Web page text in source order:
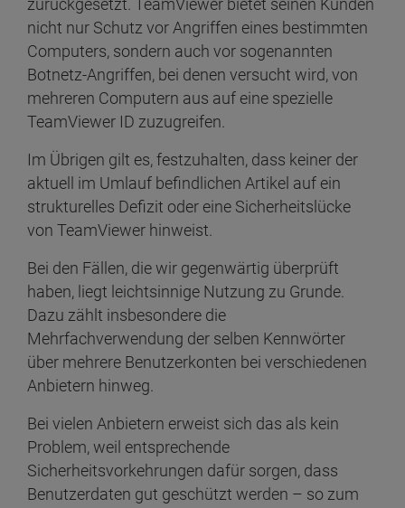
zurückgesetzt. TeamViewer bietet seinen Kunden
nicht nur Schutz vor Angriffen eines bestimmten
Computers, sondern auch vor sogenannten
Botnetz-Angriffen, bei denen versucht wird, von
mehreren Computern aus auf eine spezielle
TeamViewer ID zuzugreifen.
Im Übrigen gilt es, festzuhalten, dass keiner der
aktuell im Umlauf befindlichen Artikel auf ein
strukturelles Defizit oder eine Sicherheitslücke
von TeamViewer hinweist.
Bei den Fällen, die wir gegenwärtig überprüft
haben, liegt leichtsinnige Nutzung zu Grunde.
Dazu zählt insbesondere die
Mehrfachverwendung der selben Kennwörter
über mehrere Benutzerkonten bei verschiedenen
Anbietern hinweg.
Bei vielen Anbietern erweist sich das als kein
Problem, weil entsprechende
Sicherheitsvorkehrungen dafür sorgen, dass
Benutzerdaten gut geschützt werden – so zum